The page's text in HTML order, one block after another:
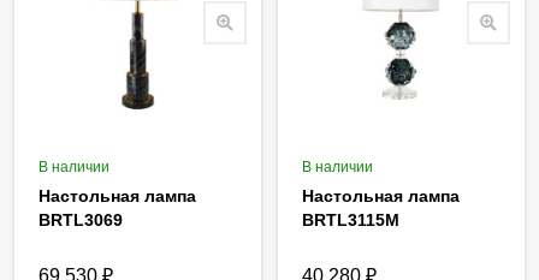
В наличии
Настольная лампа
BRTL3069
69 530 ₽
В наличии
Настольная лампа
BRTL3115M
40 280 ₽